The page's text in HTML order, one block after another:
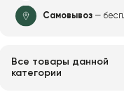
Самовывоз—
Все товары данной
категории